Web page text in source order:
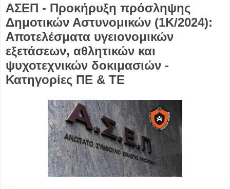
ΑΣΕΠ - Προκήρυξη πρόσληψης
Δημοτικών Αστυνομικών (1K/2024):
Αποτελέσματα υγειονομικών
εξετάσεων, αθλητικών και
ψυχοτεχνικών δοκιμασιών -
Κατηγορίες ΠΕ & ΤΕ